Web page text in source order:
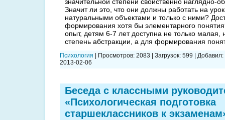
Значит ли это, что они должны работать на
натуральными объектами и только с ними?
формирования хотя бы элементарного
опыт, детям 6-7 лет доступна не только малая,
степень абстракции, а для формирования
Психология Просмотров: 2083 Загрузок: 599
Добавил:
2013-02-06
Беседа с классными
«Психологическая подготовка
старшеклассников к